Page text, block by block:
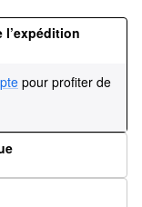
pour profiter de